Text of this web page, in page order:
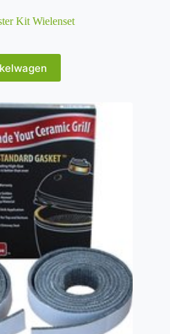
Kit Wielenset